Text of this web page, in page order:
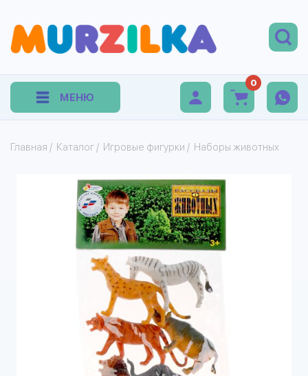
МЕНЮ
0
Главная / Каталог / Игровые фигурки / Наборы животных